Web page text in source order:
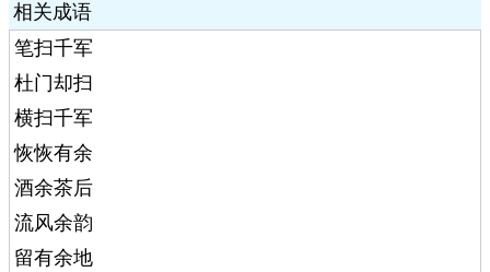
相关成语
笔扫千军
杜门却扫
横扫千军
恢恢有余
酒余茶后
流风余韵
留有余地